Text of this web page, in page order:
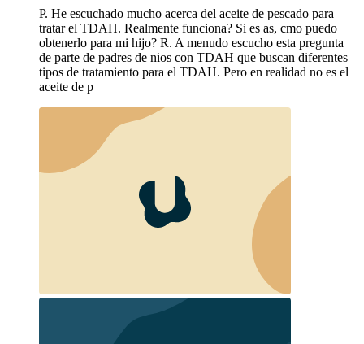
P. He escuchado mucho acerca del aceite de pescado para
tratar el TDAH. Realmente funciona? Si es as, cmo puedo
obtenerlo para mi hijo? R. A menudo escucho esta pregunta
de parte de padres de nios con TDAH que buscan diferentes
tipos de tratamiento para el TDAH. Pero en realidad no es el
aceite de p